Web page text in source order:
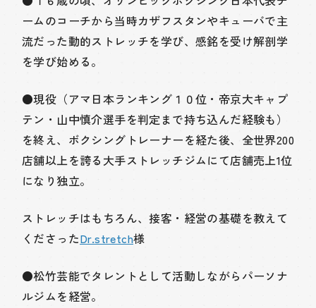
ームのコーチから当時カザフスタンやキューバで主
流だった動的ストレッチを学び、感銘を受け解剖学
を学び始める。
●現役（アマ日本ランキング１０位・帝京大キャプ
テン・山中慎介選手を判定まで持ち込んだ経験も）
を終え、ボクシングトレーナーを経た後、全世界200
店舗以上を誇る大手ストレッチジムにて店舗売上1位
になり独立。
ストレッチはもちろん、接客・経営の基礎を教えて
くださったDr.stretch様
●松竹芸能でタレントとして活動しながらパーソナ
ルジムを経営。